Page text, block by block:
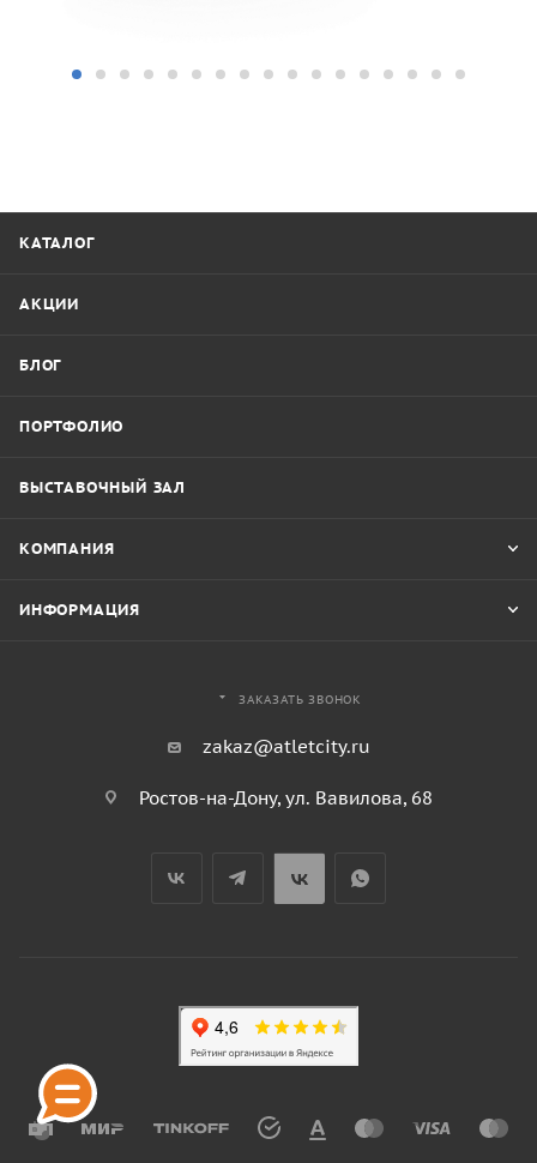
КАТАЛОГ
АКЦИИ
БЛОГ
ПОРТФОЛИО
ВЫСТАВОЧНЫЙ ЗАЛ
КОМПАНИЯ
ИНФОРМАЦИЯ
ЗАКАЗАТЬ ЗВОНОК
zakaz@atletcity.ru
Ростов-на-Дону, ул. Вавилова, 68